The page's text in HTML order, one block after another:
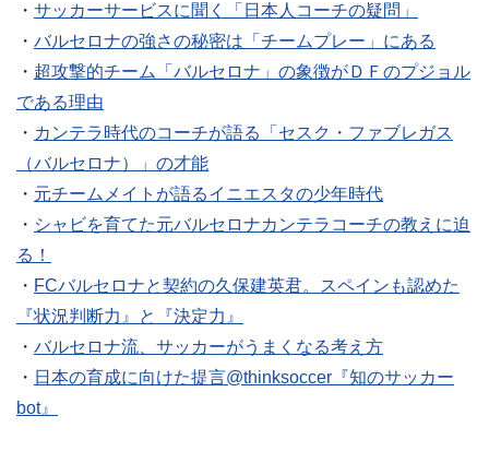
・ サッカーサービスに聞く「日本人コーチの疑問」
・ バルセロナの強さの秘密は「チームプレー」にある
・ 超攻撃的チーム「バルセロナ」の象徴がＤＦのプジョル
である理由
・ カンテラ時代のコーチが語る「セスク・ファブレガス
（バルセロナ）」の才能
・ 元チームメイトが語るイニエスタの少年時代
・ シャビを育てた元バルセロナカンテラコーチの教えに迫
る！
・ FCバルセロナと契約の久保建英君。スペインも認めた
『状況判断力』と『決定力』
・ バルセロナ流、サッカーがうまくなる考え方
・ 日本の育成に向けた提言@thinksoccer『知のサッカー
bot』